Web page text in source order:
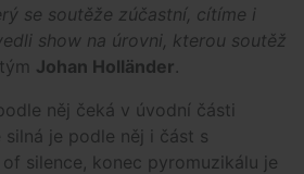
se soutěže zúčastní, cítíme i
show na úrovni, kterou soutěž
Johan Holländer.
něj čeká v úvodní části
silná je podle něj i část s
silence, konec pyromuzikálu je